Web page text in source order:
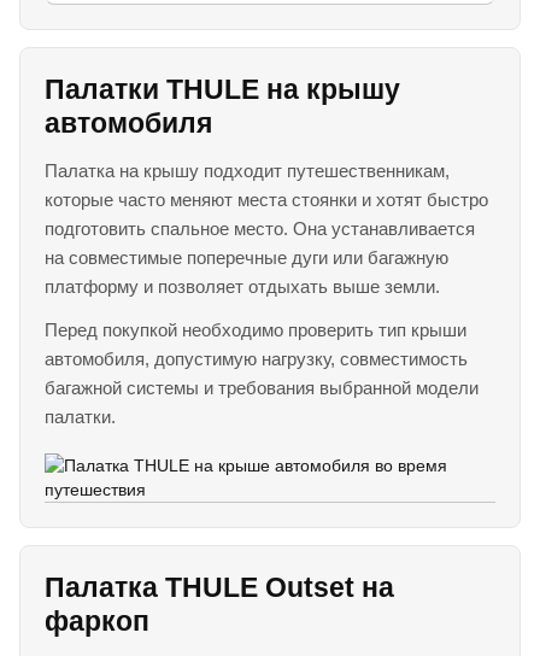
Палатки THULE на крышу
автомобиля
Палатка на крышу подходит путешественникам,
которые часто меняют места стоянки и хотят быстро
подготовить спальное место. Она устанавливается
на совместимые поперечные дуги или багажную
платформу и позволяет отдыхать выше земли.
Перед покупкой необходимо проверить тип крыши
автомобиля, допустимую нагрузку, совместимость
багажной системы и требования выбранной модели
палатки.
Палатка THULE Outset на
фаркоп